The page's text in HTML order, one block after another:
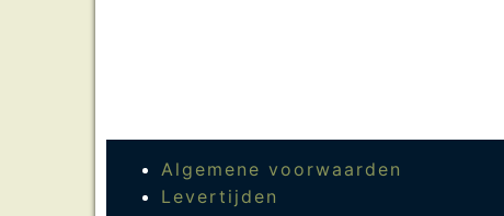
Algemene voorwaarden
Levertijden